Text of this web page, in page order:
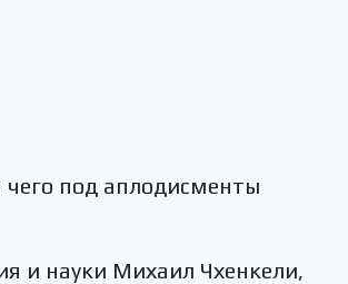
чего под аплодисменты
и науки Михаил Чхенкели,